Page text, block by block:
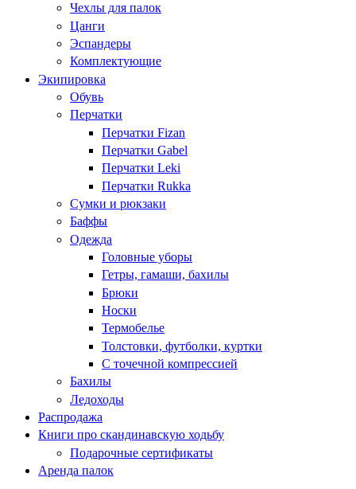
Чехлы для палок
Цанги
Эспандеры
Комплектующие
Экипировка
Обувь
Перчатки
Перчатки Fizan
Перчатки Gabel
Перчатки Leki
Перчатки Rukka
Сумки и рюкзаки
Баффы
Одежда
Головные уборы
Гетры, гамаши, бахилы
Брюки
Носки
Термобелье
Толстовки, футболки, куртки
С точечной компрессией
Бахилы
Ледоходы
Распродажа
Книги про скандинавскую ходьбу
Подарочные сертификаты
Аренда палок